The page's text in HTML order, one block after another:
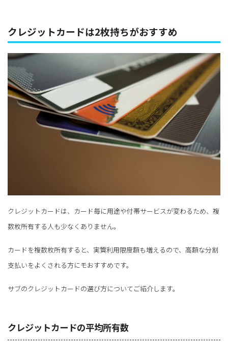
クレジットカードは2枚持ちがおすすめ
クレジットカードは、カード毎に用途や付帯サービスが変わるため、複
数枚所有する人も少なくありません。
カードを複数枚所有すると、実質利用限度額も増えるので、高額な分割
支払いをよくされる方にモおすすめです。
サブのクレジットカードの選び方についてご紹介します。
クレジットカードの平均所有数